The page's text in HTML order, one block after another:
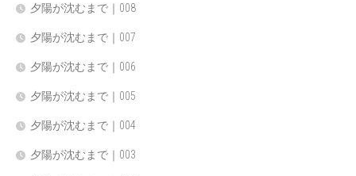
夕陽が沈むまで｜008
夕陽が沈むまで｜007
夕陽が沈むまで｜006
夕陽が沈むまで｜005
夕陽が沈むまで｜004
夕陽が沈むまで｜003